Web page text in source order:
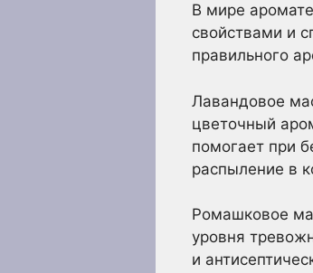
В мире
свойствами и
правильного
Лавандовое
цветочный
помогает при
распыление в
Ромашковое
уровня
и